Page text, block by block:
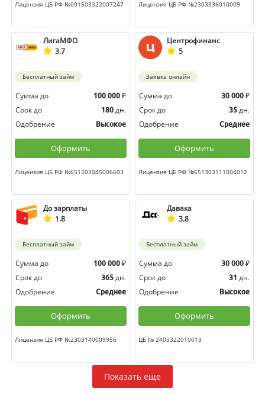
Лицензия ЦБ РФ №001503322007247 Лицензия ЦБ РФ №2303336010009
ЛигаМФО
3.7
Бесплатный займ
Сумма до 100 000 ₽
Срок до
180 дн.
Одобрение
Высокое
Оформить
Лицензия ЦБ РФ №651503045006603
Центрофинанс
5
Заявка онлайн
Сумма до 30 000 ₽
Срок до
35 дн.
Одобрение
Среднее
Оформить
Лицензия ЦБ РФ №651303111004012
До зарплаты
1.8
Бесплатный займ
Сумма до 100 000 ₽
Срок до
365 дн.
Одобрение
Среднее
Оформить
Лицензия ЦБ РФ №2303140009956
Давака
3.8
Бесплатный займ
Сумма до 30 000 ₽
Срок до
31 дн.
Одобрение
Высокое
Оформить
ЦБ № 2403322010013
Показать еще